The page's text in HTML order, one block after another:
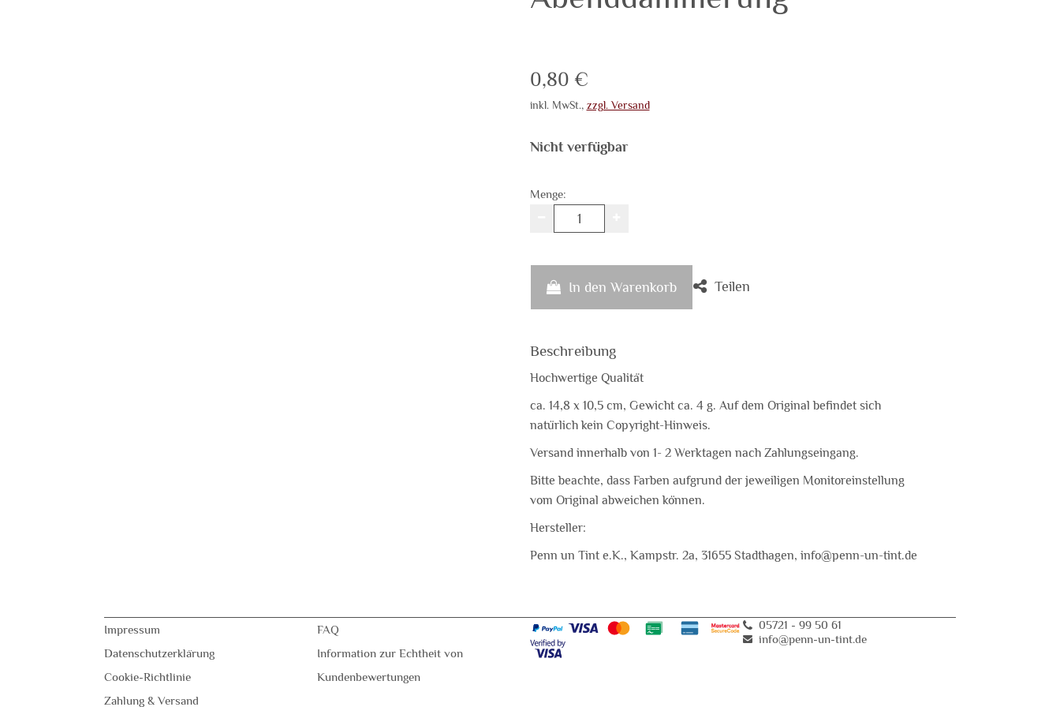
Verkaufspreis: 0,80 €
0,80 €
inkl. MwSt., zzgl. Versand
Nicht verfügbar
Menge:
In den Warenkorb Teilen
Beschreibung
Hochwertige Qualität
ca. 14,8 x 10,5 cm, Gewicht ca. 4 g. Auf dem Original befindet sich
natürlich kein Copyright-Hinweis.
Versand innerhalb von 1- 2 Werktagen nach Zahlungseingang.
Bitte beachte, dass Farben aufgrund der jeweiligen Monitoreinstellung
vom Original abweichen können.
Hersteller:
Penn un Tint e.K., Kampstr. 2a, 31655 Stadthagen, info@penn-un-tint.de
Impressum
Datenschutzerklärung
Cookie-Richtlinie
Zahlung & Versand
FAQ
Information zur Echtheit von
Kundenbewertungen
05721 - 99 50 61
info@penn-un-tint.de